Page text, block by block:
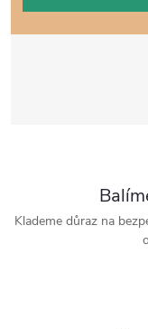
Klademe důraz na